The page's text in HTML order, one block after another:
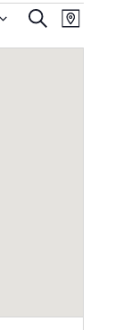
Events
Search
SearchEvent
Views
Map